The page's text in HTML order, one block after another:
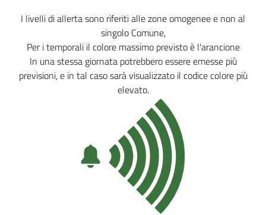
I livelli di allerta sono riferiti alle zone omogenee e non al
singolo Comune,
Per i temporali il colore massimo previsto è l'arancione
In una stessa giornata potrebbero essere emesse più
previsioni, e in tal caso sarà visualizzato il codice colore più
elevato.